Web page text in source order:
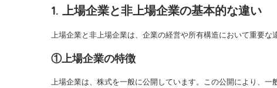
1. 上場企業と非上場企業の基本的な違い
上場企業と非上場企業は、企業の経営や所有構造において重要な
①上場企業の特徴
上場企業は、株式を一般に公開しています。この公開により、